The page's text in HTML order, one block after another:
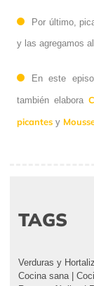
Por último,
y las agregamos
En este
también elabora
picantes y
TAGS
Verduras y
Cocina sana